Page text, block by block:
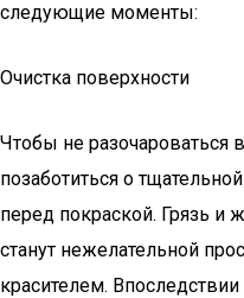
следующие моменты:
Очистка поверхности
Чтобы не разочароваться
позаботиться о
перед покраской. Грязь и
станут нежелательной
красителем. Впоследствии